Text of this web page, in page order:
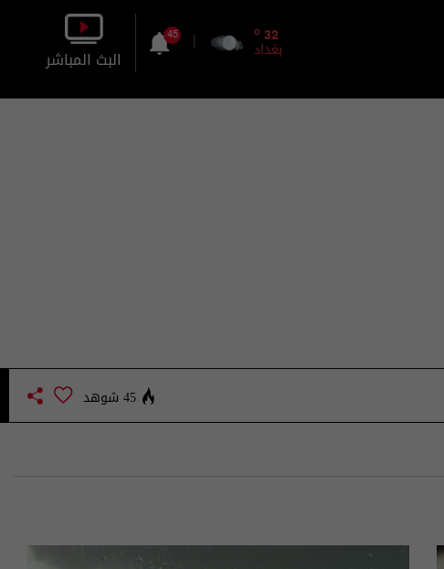
32
o
بغداد
45
البث المباشر
45 شوهد